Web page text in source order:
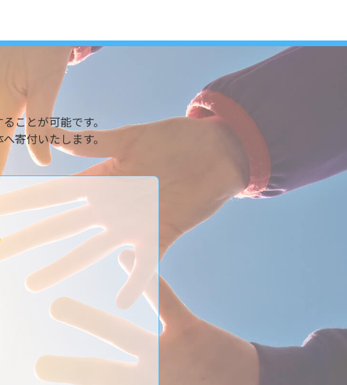
ことが可能です。
寄付いたします。